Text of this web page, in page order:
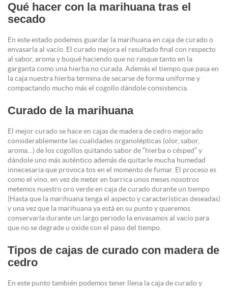
Qué hacer con la marihuana tras el
secado
En este estado podemos guardar la marihuana en caja de curado o
envasarla al vacío. El curado mejora el resultado final con respecto
al sabor, aroma y buqué haciendo que no rasque tanto en la
garganta como una hierba no curada. Además el tiempo que pasa en
la caja nuestra hierba termina de secarse de forma uniforme y
compactando mucho más el cogollo dándole consistencia.
Curado de la marihuana
El mejor curado se hace en cajas de madera de cedro mejorado
considerablemente las cualidades organolépticas (olor, sabor,
aroma…) de los cogollos quitando sabor de “hierba o césped” y
dándole uno más auténtico además de quitarle mucha humedad
innecesaria que provoca tos en el momento de fumar. El proceso es
como el vino, en vez de meter en barrica unos meses nosotros
metemos nuestro oro verde en caja de curado durante un tiempo
(Hasta que la marihuana tenga el aspecto y características deseadas)
y una vez que la marihuana ya está en su punto y queremos
conservarla durante un largo periodo la envasamos al vacío para
que no se degrade u oxide con el paso del tiempo.
Tipos de cajas de curado con madera de
cedro
En este punto también podemos tener llena la caja de curado y